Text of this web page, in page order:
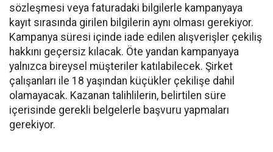
sözleşmesi veya faturadaki bilgilerle kampanyaya
kayıt sırasında girilen bilgilerin aynı olması gerekiyor.
Kampanya süresi içinde iade edilen alışverişler çekiliş
hakkını geçersiz kılacak. Öte yandan kampanyaya
yalnızca bireysel müşteriler katılabilecek. Şirket
çalışanları ile 18 yaşından küçükler çekilişe dahil
olamayacak. Kazanan talihlilerin, belirtilen süre
içerisinde gerekli belgelerle başvuru yapmaları
gerekiyor.